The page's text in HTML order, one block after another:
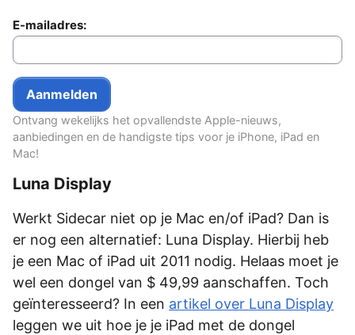
E-mailadres:
Ontvang wekelijks het opvallendste Apple-nieuws,
aanbiedingen en de handigste tips voor je iPhone, iPad en
Mac!
Luna Display
Werkt Sidecar niet op je Mac en/of iPad? Dan is
er nog een alternatief: Luna Display. Hierbij heb
je een Mac of iPad uit 2011 nodig. Helaas moet je
wel een dongel van $ 49,99 aanschaffen. Toch
geïnteresseerd? In een artikel over Luna Display
leggen we uit hoe je je iPad met de dongel